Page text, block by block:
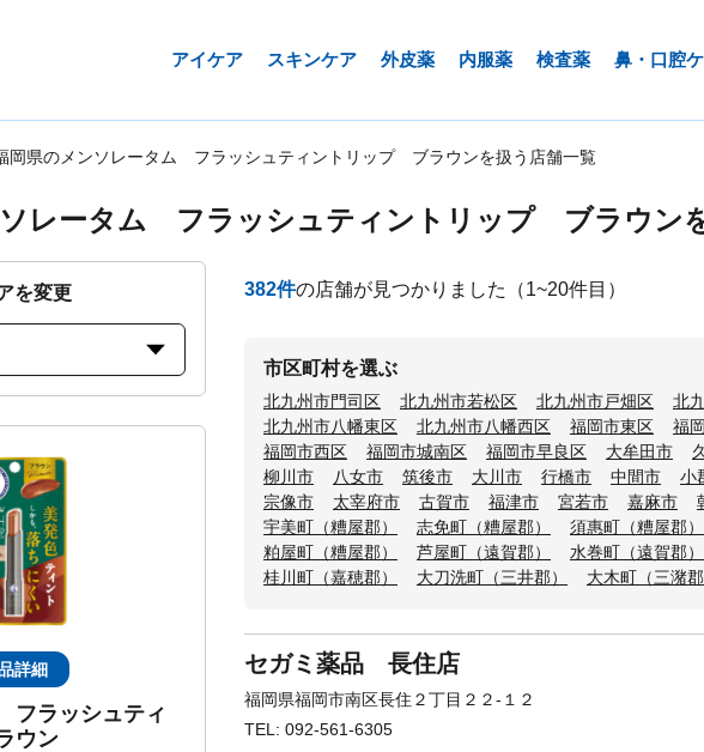
アイケア スキンケア 外皮薬 内服薬 検査薬 鼻・口腔
岡県のメンソレータム フラッシュティントリップ ブラウンを扱う店舗一覧
レータム フラッシュティントリップ ブラウン
を変更
詳細
ラッシュティ
ウン
382件の店舗が見つかりました （1~20件目）
市区町村を選ぶ
北九州市門司区 北九州市若松区 北九州市戸畑区 北
北九州市八幡東区
北九州市八幡西区 福岡市東区 福
福岡市西区
福岡市城南区 福岡市早良区 大牟田市
柳川市
八女市 筑後市 大川市 行橋市 中間市 小
宗像市
太宰府市 古賀市 福津市 宮若市 嘉麻市
宇美町（糟屋郡）
志免町（糟屋郡） 須惠町（糟屋郡）
粕屋町（糟屋郡）
芦屋町（遠賀郡） 水巻町（遠賀郡）
桂川町（嘉穂郡）
大刀洗町（三井郡） 大木町（三潴郡
セガミ薬品 長住店
福岡県福岡市南区長住２丁目２２-１２
TEL: 092-561-6305